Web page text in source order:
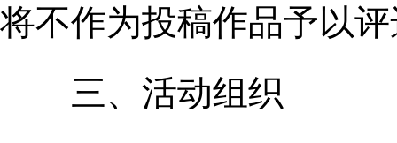
将不作为投稿作品予以
三、活动组织